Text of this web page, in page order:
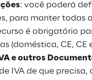
: você poderá
para manter todas
é obrigatório
(doméstica, CE, CE
e outros
IVA de que